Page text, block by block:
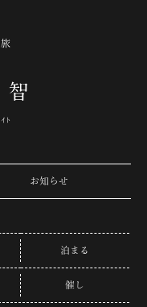
お知らせ
泊まる
催し